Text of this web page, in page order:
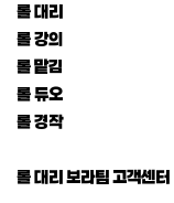
롤 대리
롤 강의
롤 맡김
롤 듀오
롤 경작
롤 대리 보라팀 고객센터